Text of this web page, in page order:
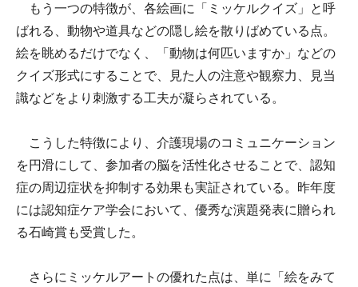
もう一つの特徴が、各絵画に「ミッケルクイズ」と呼
ばれる、動物や道具などの隠し絵を散りばめている点。
絵を眺めるだけでなく、「動物は何匹いますか」などの
クイズ形式にすることで、見た人の注意や観察力、見当
識などをより刺激する工夫が凝らされている。
こうした特徴により、介護現場のコミュニケーション
を円滑にして、参加者の脳を活性化させることで、認知
症の周辺症状を抑制する効果も実証されている。昨年度
には認知症ケア学会において、優秀な演題発表に贈られ
る石崎賞も受賞した。
さらにミッケルアートの優れた点は、単に「絵をみて